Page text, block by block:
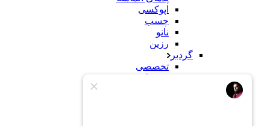
اپوکسی
چسب
نانو
رزین
گردبر
تخصصی
معمولی